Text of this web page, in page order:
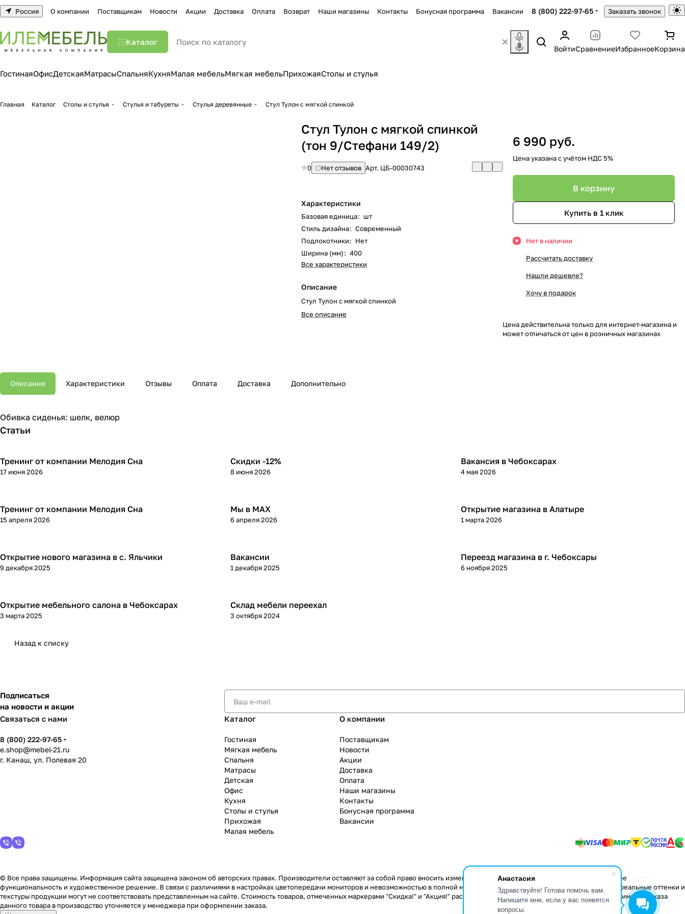
Анастасия
Здравствуйте! Готова помочь вам.
Напишите мне, если у вас появятся
вопросы.
Россия О компании Поставщикам Новости Акции Доставка Оплата Возврат Наши магазины Контакты Бонусная программа Вакансии 8 (800) 222-97-65 Заказать звонок
Каталог
ВойтиСравнениеИзбранноеКорзина
ГостинаяОфисДетскаяМатрасыСпальняКухняМалая мебельМягкая мебельПрихожаяСтолы и стулья
Главная Каталог Столы и стулья Стулья и табуреты Стулья деревянные Стул Тулон с мягкой спинкой
Стул Тулон с мягкой спинкой
(тон 9/Стефани 149/2)
0 Нет отзывов Арт. ЦБ-00030743
Характеристики
Базовая единица: шт
Стиль дизайна: Современный
Подлокотники: Нет
Ширина (мм): 400
Все характеристики
Описание
Стул Тулон с мягкой спинкой
Все описание
6 990 руб.
Цена указана с учётом НДС 5%
В корзину
Купить в 1 клик
Нет в наличии
Рассчитать доставку
Нашли дешевле?
Хочу в подарок
Цена действительна только для интернет-магазина и
может отличаться от цен в розничных магазинах
Описание Характеристики Отзывы Оплата Доставка Дополнительно
Обивка сиденья: шелк, велюр
Статьи
Тренинг от компании Мелодия Сна
17 июня 2026
Скидки -12%
8 июня 2026
Вакансия в Чебоксарах
4 мая 2026
Тренинг от компании Мелодия Сна
15 апреля 2026
Мы в МАХ
6 апреля 2026
Открытие магазина в Алатыре
1 марта 2026
Открытие нового магазина в с. Яльчики
9 декабря 2025
Вакансии
1 декабря 2025
Переезд магазина в г. Чебоксары
6 ноября 2025
Открытие мебельного салона в Чебоксарах
3 марта 2025
Склад мебели переехал
3 октября 2024
Назад к списку
Подписаться
на новости и акции
Связаться с нами
8 (800) 222-97-65
e.shop@mebel-21.ru
г. Канаш, ул. Полевая 20
Каталог
Гостиная
Мягкая мебель
Спальня
Матрасы
Детская
Офис
Кухня
Столы и стулья
Прихожая
Малая мебель
О компании
Поставщикам
Новости
Акции
Доставка
Оплата
Наши магазины
Контакты
Бонусная программа
Вакансии
© Все права защищены. Информация сайта защищена законом об авторских правах. Производители оставляют за собой право вносить изменения в конструкцию изделий, не влияющие на ее
функциональность и художественное решение. В связи с различиями в настройках цветопередачи мониторов и невозможностью в полной мере передать некоторые свойства материалов, реальные оттенки и
текстуры продукции могут не соответствовать представленным на сайте. Стоимость товаров, отмеченных маркерами "Скидка!" и "Акция!" распространяется только на складские остатки. Стоимость заказа
данного товара в производство уточняется у менеджера при оформлении заказа.